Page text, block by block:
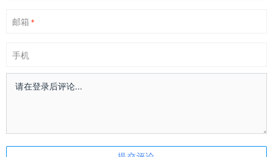
邮箱 *
手机